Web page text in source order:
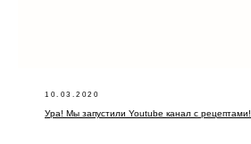
10.03.2020
Ура! Мы запустили Youtube канал с рецептами!